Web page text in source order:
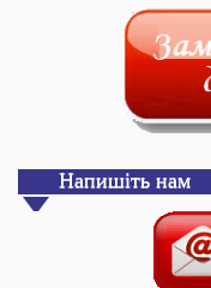
Напишіть нам